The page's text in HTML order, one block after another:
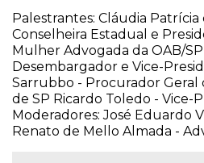
Palestrantes: Cláudia Patrícia
Conselheira Estadual e
Mulher Advogada da OAB/
Desembargador e Vice-
Sarrubbo - Procurador Geral
de SP Ricardo Toledo - Vice-
Moderadores: José Eduardo
Renato de Mello Almada -